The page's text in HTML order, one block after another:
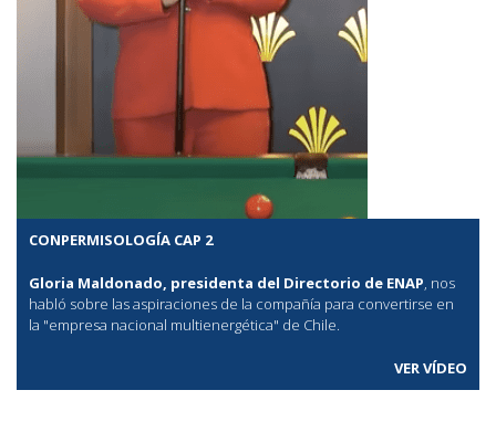
CONPERMISOLOGÍA CAP 2
Gloria Maldonado, presidenta del Directorio de ENAP, nos
habló sobre las aspiraciones de la compañía para convertirse en
la "empresa nacional multienergética" de Chile.
VER VÍDEO